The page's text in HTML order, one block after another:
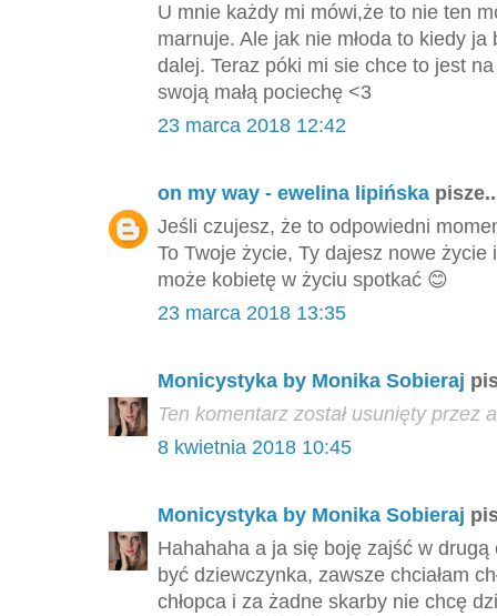
U mnie każdy mi mówi,że to nie ten
marnuje. Ale jak nie młoda to kiedy ja
dalej. Teraz póki mi sie chce to jest
swoją małą pociechę <3
23 marca 2018 12:42
on my way - ewelina lipińska
Jeśli czujesz, że to odpowiedni
To Twoje życie, Ty dajesz nowe
może kobietę w życiu spotkać 😊
23 marca 2018 13:35
Monicystyka by Monika Sobieraj
Ten komentarz został usunięty przez
8 kwietnia 2018 10:45
Monicystyka by Monika Sobieraj
Hahahaha a ja się boję zajść w
być dziewczynka, zawsze chciałam
chłopca i za żadne skarby nie chcę